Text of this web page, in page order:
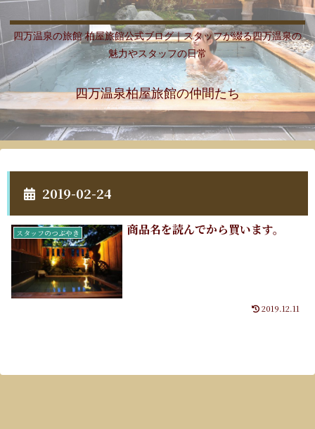
四万温泉の旅館 柏屋旅館公式ブログ｜スタッフが綴る四万温泉の
魅力やスタッフの日常
四万温泉柏屋旅館の仲間たち
2019-02-24
スタッフのつぶやき 商品名を読んでから買います。
2019.12.11